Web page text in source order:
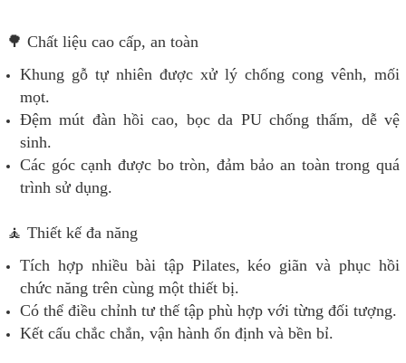
🌳 Chất liệu cao cấp, an toàn
Khung gỗ tự nhiên được xử lý chống cong vênh, mối
mọt.
Đệm mút đàn hồi cao, bọc da PU chống thấm, dễ vệ
sinh.
Các góc cạnh được bo tròn, đảm bảo an toàn trong quá
trình sử dụng.
🧘 Thiết kế đa năng
Tích hợp nhiều bài tập Pilates, kéo giãn và phục hồi
chức năng trên cùng một thiết bị.
Có thể điều chỉnh tư thế tập phù hợp với từng đối tượng.
Kết cấu chắc chắn, vận hành ổn định và bền bỉ.